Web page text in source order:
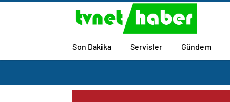
Son Dakika Servisler Gündem